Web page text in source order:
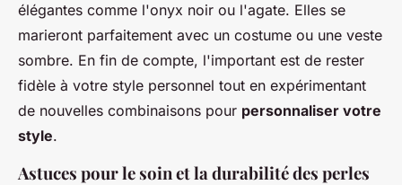
élégantes comme l'onyx noir ou l'agate. Elles se
marieront parfaitement avec un costume ou une veste
sombre. En fin de compte, l'important est de rester
fidèle à votre style personnel tout en expérimentant
de nouvelles combinaisons pour personnaliser votre
style.
Astuces pour le soin et la durabilité des perles